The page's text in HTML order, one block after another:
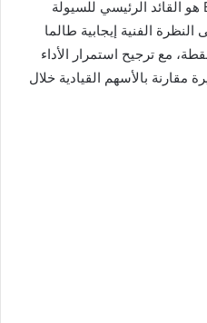
وأضافت “يعقوب”، ما زال EGX70 هو القائد الرئيسي للسيولة
الفنية إيجابية طالما
التداولات أعلى 14,700 نقطة، مع ترجيح استمرار الأداء
مقارنة بالأسهم القيادية خلال